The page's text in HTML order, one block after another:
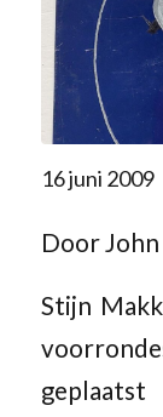
16 juni 2009
Door
Stijn